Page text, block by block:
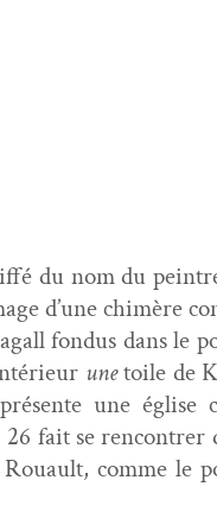
du nom du
d’une
fon­dus dans le
unetoile de
une
fait se
comme le